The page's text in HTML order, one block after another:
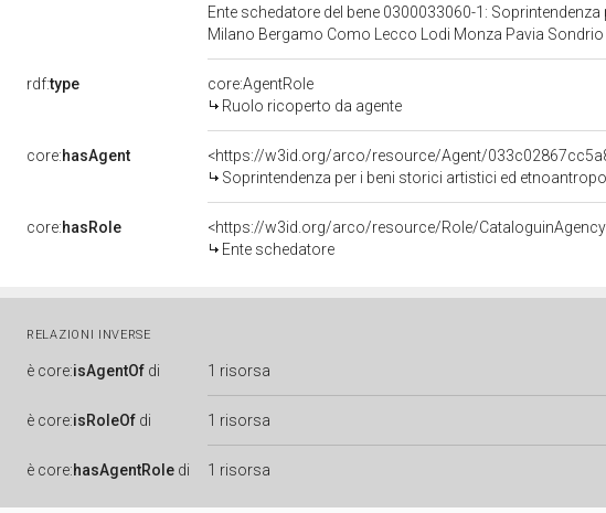
Ente schedatore del bene 0300033060-1:
Milano Bergamo Como Lecco Lodi Monza Pavia Sondrio
rdf:type
core:AgentRole
Ruolo ricoperto da agente
core:hasAgent
<https://w3id.org/arco/resource/Agent/
Soprintendenza per i beni storici artistici ed
core:hasRole
<https://w3id.org/arco/resource/Role/
Ente schedatore
RELAZIONI INVERSE
è core:isAgentOf di 1 risorsa
è core:isRoleOf di 1 risorsa
è core:hasAgentRole di 1 risorsa